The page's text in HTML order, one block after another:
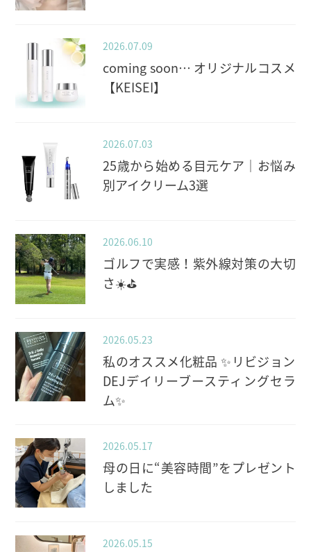
2026.07.09
coming soon… オリジナルコスメ
【KEISEI】
2026.07.03
25歳から始める目元ケア｜お悩み
別アイクリーム3選
2026.06.10
ゴルフで実感！紫外線対策の大切
さ☀️⛳️
2026.05.23
私のオススメ化粧品 ✨️リビジョン
DEJデイリーブースティングセラ
ム✨️
2026.05.17
母の日に“美容時間”をプレゼント
しました
2026.05.15